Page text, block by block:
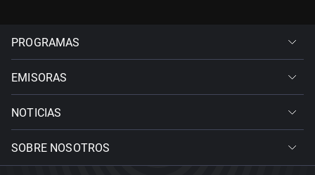
PROGRAMAS
EMISORAS
NOTICIAS
SOBRE NOSOTROS